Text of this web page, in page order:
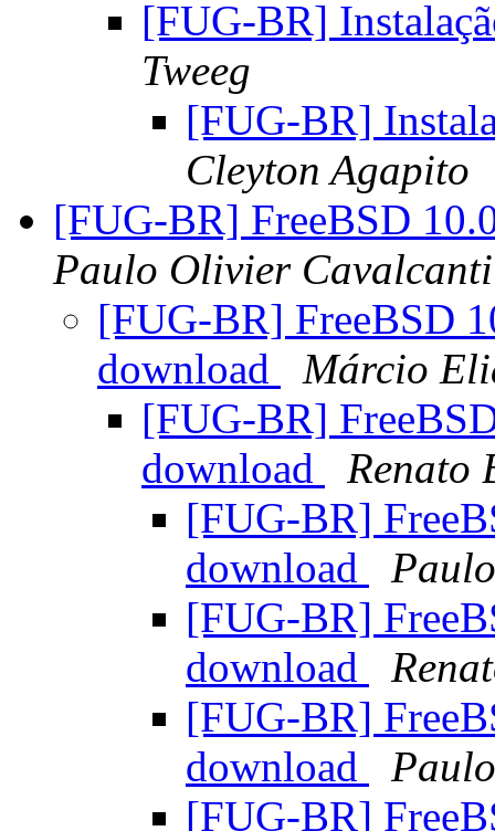
[FUG-BR]
Tweeg
[FUG-BR]
Cleyton Agapito
[FUG-BR] FreeBSD
Paulo Olivier Cavalcanti
[FUG-BR] FreeBSD
download
Márcio
[FUG-BR]
download
Renato
[FUG-BR]
download
[FUG-BR]
download
[FUG-BR]
download
[FUG-BR]